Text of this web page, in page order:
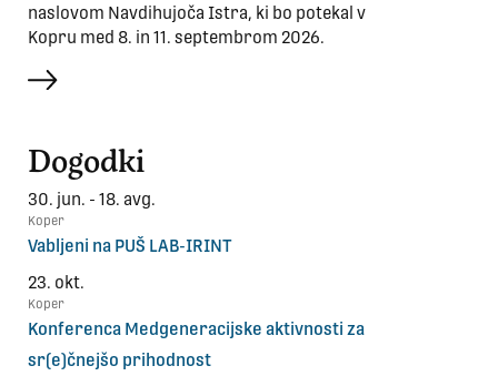
naslovom Navdihujoča Istra, ki bo potekal v
Kopru med 8. in 11. septembrom 2026.
več
Dogodki
30. jun. - 18. avg.
Koper
Vabljeni na PUŠ LAB-IRINT
23. okt.
Koper
Konferenca Medgeneracijske aktivnosti za
sr(e)čnejšo prihodnost